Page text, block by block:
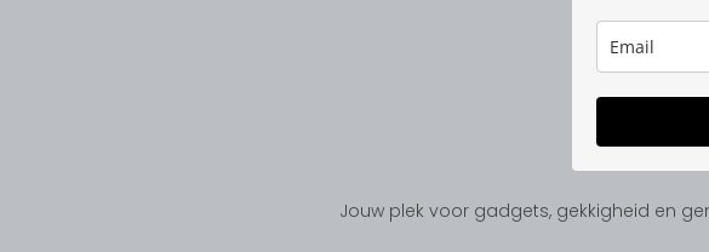
Jouw plek voor gadgets, gekkigheid en